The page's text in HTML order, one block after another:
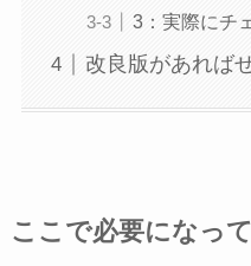
3：実際にチ
改良版があれば
ここで必要になっ